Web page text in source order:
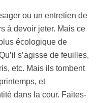
ou un entretien de
à devoir jeter. Mais ce
écologique de
s’agisse de feuilles,
etc. Mais ils tombent
et
dans la cour. Faites-